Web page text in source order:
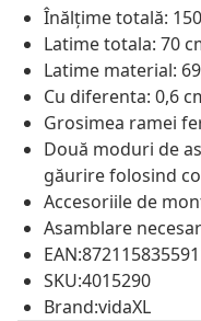
Înălțime totală:
Latime totala: 70
Latime material:
Cu diferenta: 0,6
Grosimea ramei
Două moduri de
găurire folosind
Accesoriile de
Asamblare
SKU:4015290
Brand:vidaXL